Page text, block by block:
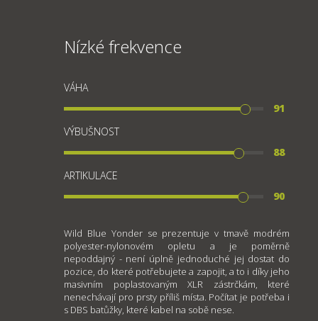
Nízké frekvence
VÁHA
91
VÝBUŠNOST
88
ARTIKULACE
90
Wild Blue Yonder se prezentuje v tmavě modrém
polyester-nylonovém opletu a je poměrně
nepoddajný - není úplně jednoduché jej dostat do
pozice, do které potřebujete a zapojit, a to i díky jeho
masivním poplastovaným XLR zástrčkám, které
nenechávají pro prsty příliš místa. Počítat je potřeba i
s DBS batůžky, které kabel na sobě nese.